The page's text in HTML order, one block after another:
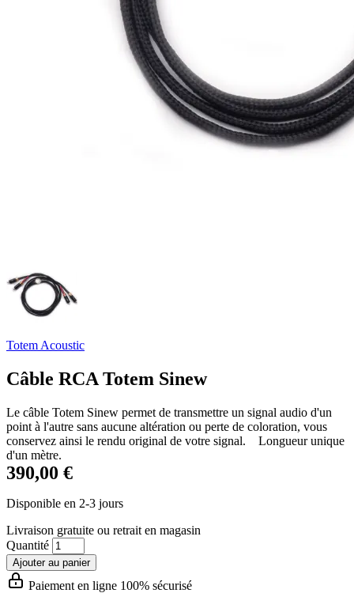
Totem Acoustic
Câble RCA Totem Sinew
Le câble Totem Sinew permet de transmettre un signal audio d'un
point à l'autre sans aucune altération ou perte de coloration, vous
conservez ainsi le rendu original de votre signal. Longueur unique
d'un mètre.
390,00 €
Disponible en 2-3 jours
Livraison gratuite ou retrait en magasin
Quantité
Ajouter au panier
Paiement en ligne 100% sécurisé